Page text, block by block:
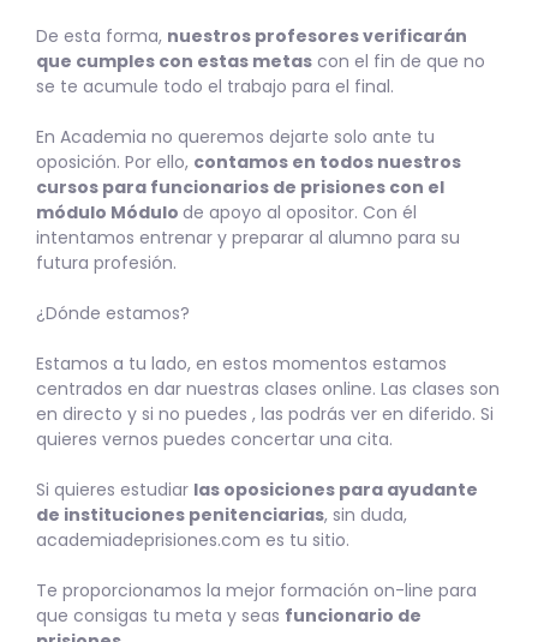
De esta forma, nuestros profesores verificarán
que cumples con estas metas con el fin de que no
se te acumule todo el trabajo para el final.
En Academia no queremos dejarte solo ante tu
oposición. Por ello, contamos en todos nuestros
cursos para funcionarios de prisiones con el
módulo Módulo de apoyo al opositor. Con él
intentamos entrenar y preparar al alumno para su
futura profesión.
¿Dónde estamos?
Estamos a tu lado, en estos momentos estamos
centrados en dar nuestras clases online. Las clases son
en directo y si no puedes , las podrás ver en diferido. Si
quieres vernos puedes concertar una cita.
Si quieres estudiar las oposiciones para ayudante
de instituciones penitenciarias, sin duda,
academiadeprisiones.com es tu sitio.
Te proporcionamos la mejor formación on-line para
que consigas tu meta y seas funcionario de